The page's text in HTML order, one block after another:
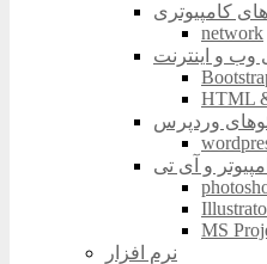
کامپیوتری
network
وب و اینترنت
HTML
وردپرس
و آی تی
MS
نرم افزار